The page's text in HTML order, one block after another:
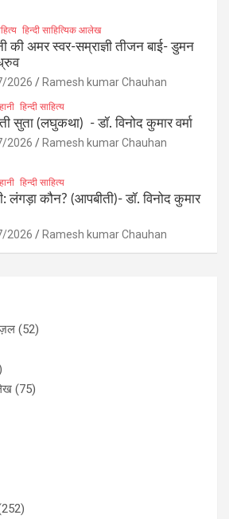
हिन्दी साहित्यिक आलेख
की अमर स्वर-सम्राज्ञी तीजन बाई- डुमन
2026 Ramesh kumar Chauhan
हिन्दी साहित्य
सुता (लघुकथा) ​- डॉ. विनोद कुमार वर्मा
2026 Ramesh kumar Chauhan
हिन्दी साहित्य
लंगड़ा कौन? (आपबीती)​- डॉ. विनोद कुमार
2026 Ramesh kumar Chauhan
(52)
(75)